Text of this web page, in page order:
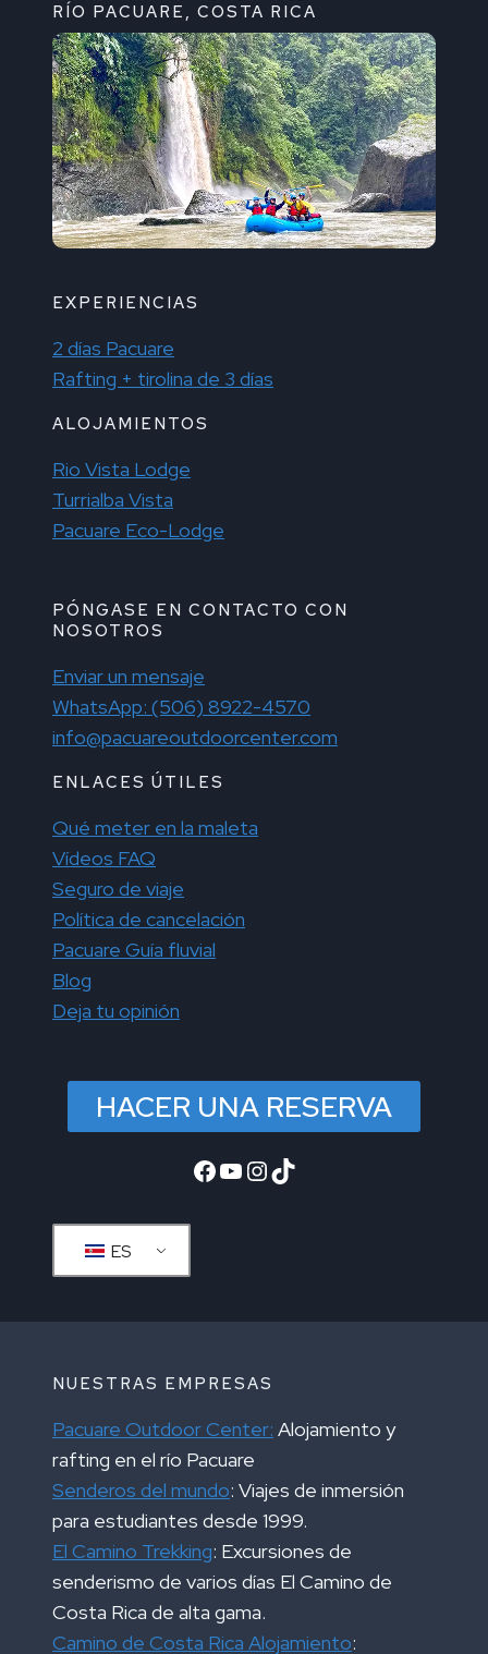
RÍO PACUARE, COSTA RICA
EXPERIENCIAS
2 días Pacuare
Rafting + tirolina de 3 días
ALOJAMIENTOS
Rio Vista Lodge
Turrialba Vista
Pacuare Eco-Lodge
PÓNGASE EN CONTACTO CON
NOSOTROS
Enviar un mensaje
WhatsApp: (506) 8922-4570
info@pacuareoutdoorcenter.com
ENLACES ÚTILES
Qué meter en la maleta
Vídeos FAQ
Seguro de viaje
Política de cancelación
Pacuare Guía fluvial
Blog
Deja tu opinión
HACER UNA RESERVA
Facebook
YouTube
Instagram
TikTok
ES
NUESTRAS EMPRESAS
Pacuare Outdoor Center: Alojamiento y
rafting en el río Pacuare
Senderos del mundo: Viajes de inmersión
para estudiantes desde 1999.
El Camino Trekking: Excursiones de
senderismo de varios días El Camino de
Costa Rica de alta gama.
Camino de Costa Rica Alojamiento: